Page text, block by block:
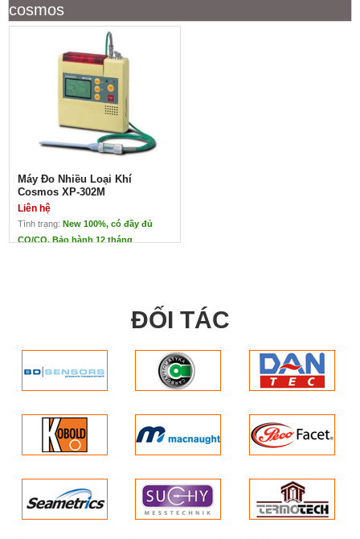
cosmos
Máy Đo Nhiều Loại Khí
Cosmos XP-302M
Liên hệ
Tình trạng: New 100%, có đầy đủ
CO/CQ. Bảo hành 12 tháng
HÃNG COSMOS TẠI
nhẹ
Màn hình hiển thị rộng
có tắt đèn tự động
Đo các loại khí: LEL
nổ); O2;CO và H2S
xuất xứ: Cosmos –
Ứng dụng: Đo nồng độ
(CH4) hoặc LPG; Oxi
(O2);
Hidro sunfit (H2S);
Cacbonmonooxit (CO)
ĐỐI TÁC